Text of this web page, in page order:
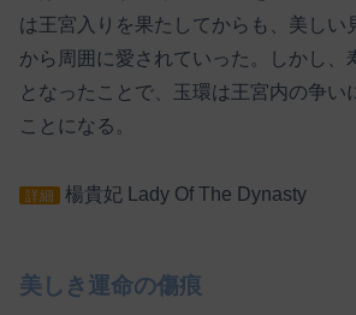
は王宮入りを果たしてからも、美しい
から周囲に愛されていった。しかし、
となったことで、玉環は王宮内の争い
ことになる。
詳細 楊貴妃 Lady Of The Dynasty
美しき運命の傷痕